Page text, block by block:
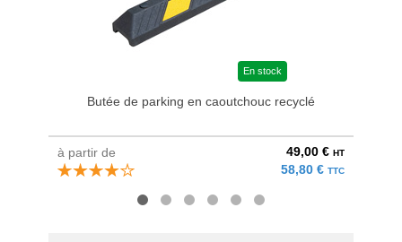
En stock
Butée de parking en caoutchouc recyclé
à partir de 49,00 € HT
58,80 € TTC